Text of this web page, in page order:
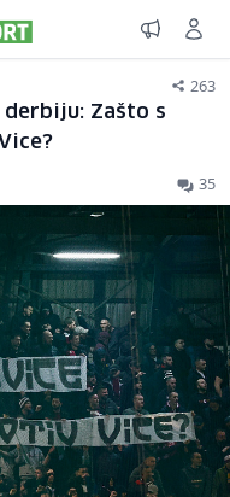
263
derbiju: Zašto s
35